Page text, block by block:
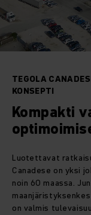
TEGOLA
KONSEPTI
Kompakti
Luotettavat
Canadese on yksi
noin 60 maassa.
on valmis